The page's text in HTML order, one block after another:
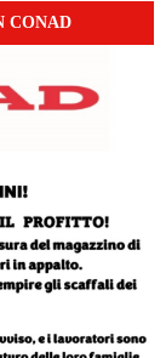
CONAD